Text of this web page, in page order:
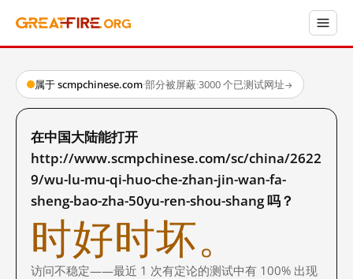
属于 scmpchinese.com·部分被屏蔽·3000 个已测试网址→
在中国大陆能打开
http://www.scmpchinese.com/sc/china/2622
9/wu-lu-mu-qi-huo-che-zhan-jin-wan-fa-
sheng-bao-zha-50yu-ren-shou-shang 吗？
时好时坏。
访问不稳定——最近 1 次有定论的测试中有 100% 出现